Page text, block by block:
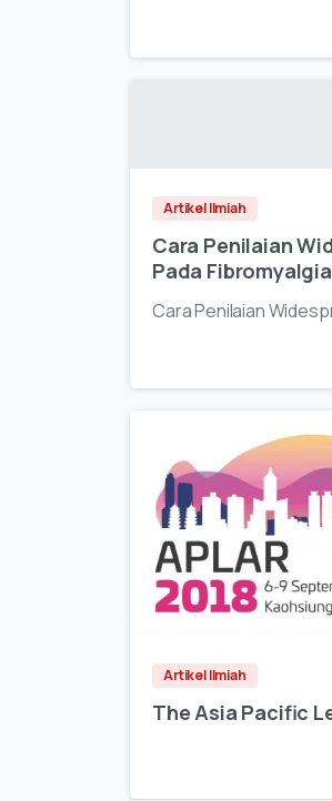
Artikel Ilmiah
Cara Penilaian
Pada Fibromyalgia
Cara Penilaian
Artikel Ilmiah
The Asia Pacific